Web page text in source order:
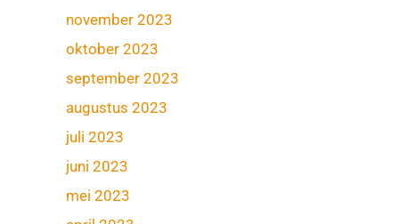
november 2023
oktober 2023
september 2023
augustus 2023
juli 2023
juni 2023
mei 2023